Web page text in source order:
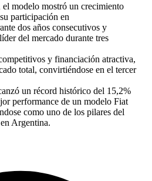
el modelo mostró un crecimiento
participación en
dos años consecutivos y
del mercado durante tres
y financiación atractiva,
total, convirtiéndose en el tercer
un récord histórico del 15,2%
performance de un modelo Fiat
como uno de los pilares del
Argentina.